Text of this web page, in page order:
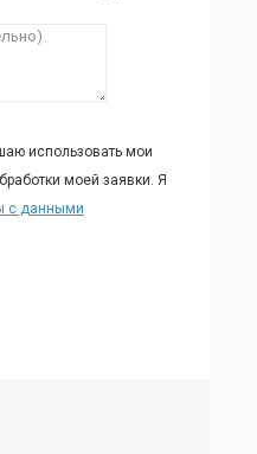
использовать мои
моей заявки. Я
с данными